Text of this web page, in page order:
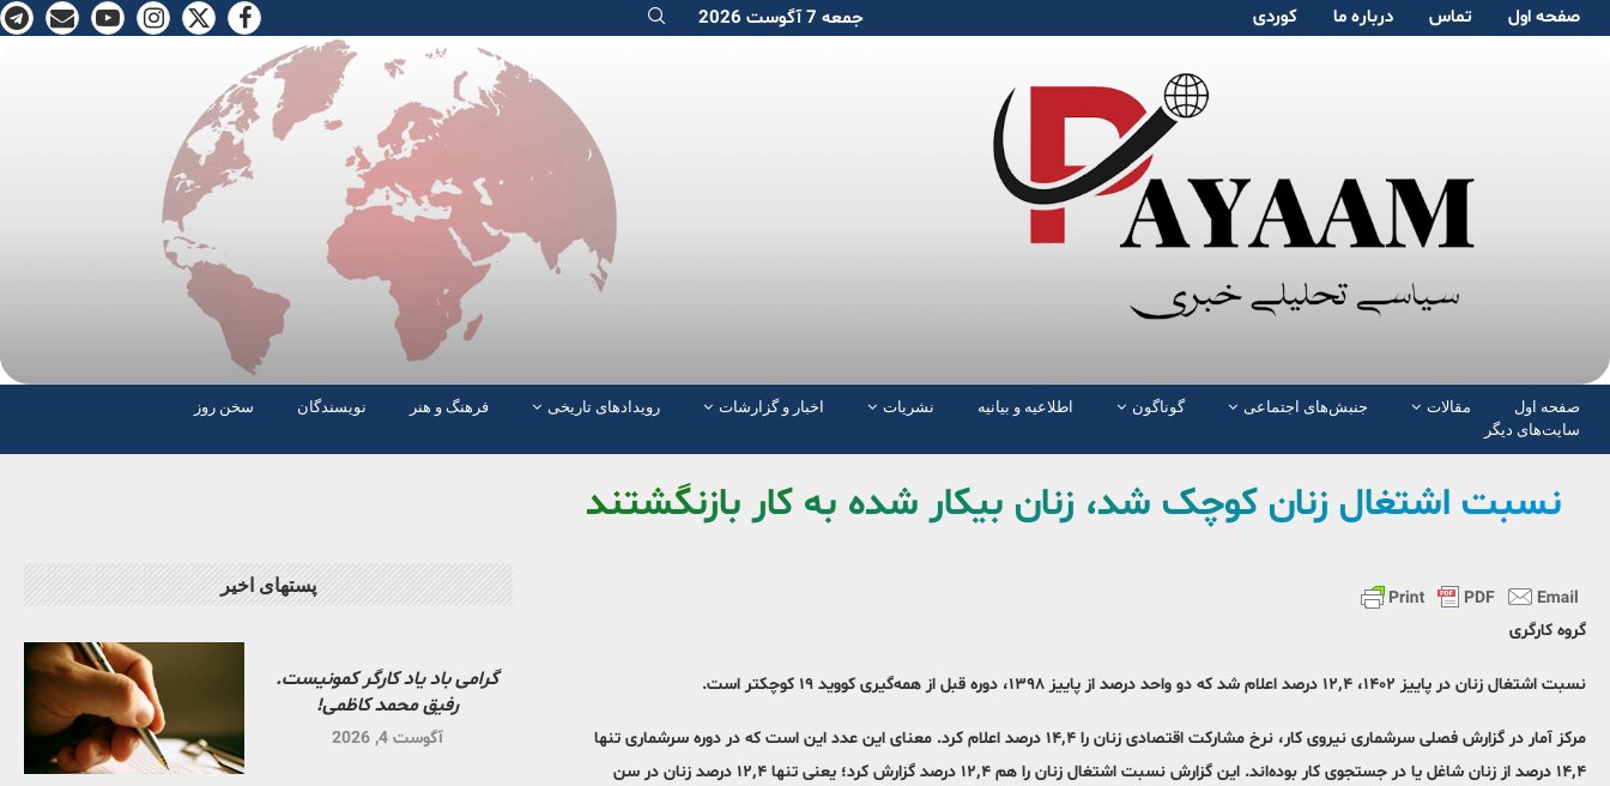
صفحە اول تماس دربارە ما کوردی جمعه 7 آگوست 2026
صفحە اول مقالات جنبش‌های اجتماعی گوناگون اطلاعیه و بیانیه نشریات اخبار و گزارشات رویدادهای تاریخی فرهنگ و هنر نویسندگان
سخن روز
سایت‌های دیگر
نسبت اشتغال زنان کوچک شد، زنان بیکار شده به کار بازنگشتند
گروه کارگری
نسبت اشتغال زنان در پاییز ۱۴۰۲، ۱۲٬۴ درصد اعلام شد که دو واحد درصد از پاییز ۱۳۹۸، دوره قبل از همه‌گیری کووید ۱۹ کوچکتر است.
مرکز آمار در گزارش فصلی سرشماری نیروی کار، نرخ مشارکت اقتصادی زنان را ۱۴٬۴ درصد اعلام کرد. معنای این عدد این است که در دوره سرشماری تنها
۱۴٬۴ درصد از زنان شاغل یا در جستجوی کار بوده‌اند. این گزارش نسبت اشتغال زنان را هم ۱۲٬۴ درصد گزارش کرد؛ یعنی تنها ۱۲٬۴ درصد زنان در سن
پستهای اخیر
گرامی باد یاد کارگر کمونیست.
رفیق محمد کاظمی!
آگوست 4, 2026